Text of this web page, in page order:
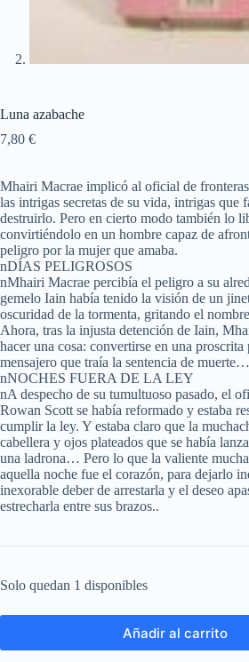
Luna azabache
7,80 €
Mhairi Macrae implicó al oficial de
las intrigas secretas de su vida, intrigas que
destruirlo. Pero en cierto modo también lo
convirtiéndolo en un hombre capaz de
peligro por la mujer que amaba.
nDÍAS PELIGROSOS
nMhairi Macrae percibía el peligro a su
gemelo Iain había tenido la visión de un
oscuridad de la tormenta, gritando el
Ahora, tras la injusta detención de Iain,
hacer una cosa: convertirse en una proscrita
mensajero que traía la sentencia de muerte…
nNOCHES FUERA DE LA LEY
nA despecho de su tumultuoso pasado, el
Rowan Scott se había reformado y estaba
cumplir la ley. Y estaba claro que la
cabellera y ojos plateados que se había
una ladrona… Pero lo que la valiente
aquella noche fue el corazón, para dejarlo
inexorable deber de arrestarla y el deseo
estrecharla entre sus brazos..
Solo quedan 1 disponibles
Añadir al carrito